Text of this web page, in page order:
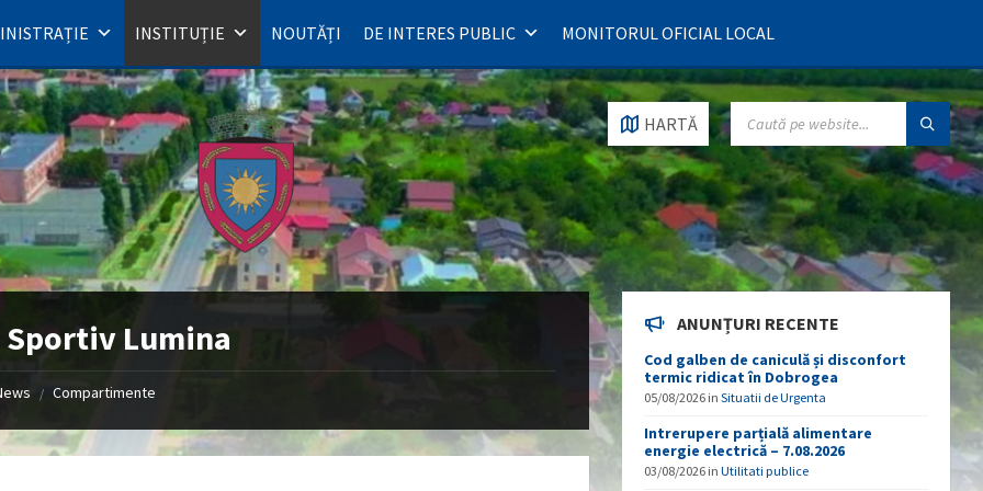
INSTITUȚIE NOUTĂȚI DE INTERES PUBLIC MONITORUL OFICIAL LOCAL
HARTĂ
SEARCH:
Sportiv Lumina
/ Compartimente
ANUNȚURI RECENTE
Cod galben de caniculă și disconfort
termic ridicat în Dobrogea
05/08/2026 inSituatii de Urgenta
Intrerupere parțială alimentare
energie electrică – 7.08.2026
03/08/2026 inUtilitati publice